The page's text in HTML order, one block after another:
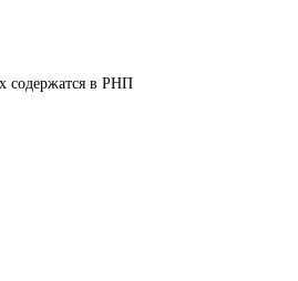
содержатся в РНП